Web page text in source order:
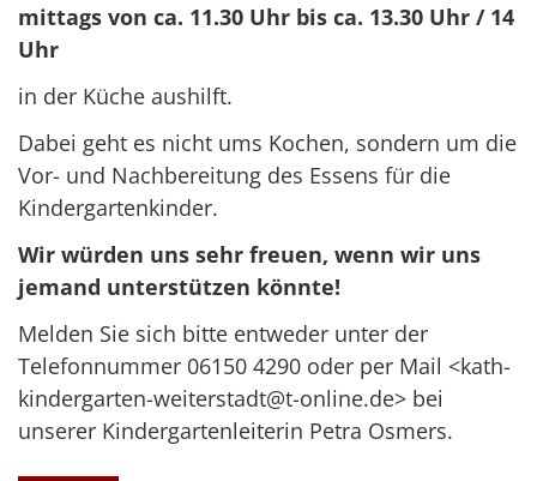
mittags von ca. 11.30 Uhr bis ca. 13.30 Uhr / 14
Uhr
in der Küche aushilft.
Dabei geht es nicht ums Kochen, sondern um die
Vor- und Nachbereitung des Essens für die
Kindergartenkinder.
Wir würden uns sehr freuen, wenn wir uns
jemand unterstützen könnte!
Melden Sie sich bitte entweder unter der
Telefonnummer 06150 4290 oder per Mail <kath-
kindergarten-weiterstadt@t-online.de> bei
unserer Kindergartenleiterin Petra Osmers.